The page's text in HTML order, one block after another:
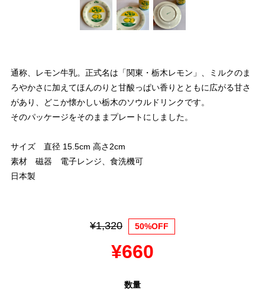
通称、レモン牛乳。正式名は「関東・栃木レモン」、ミルクのま
ろやかさに加えてほんのりと甘酸っぱい香りとともに広がる甘さ
があり、どこか懐かしい栃木のソウルドリンクです。
そのパッケージをそのままプレートにしました。
サイズ 直径 15.5cm 高さ2cm
素材 磁器 電子レンジ、食洗機可
日本製
¥1,320 50%OFF
¥660
数量